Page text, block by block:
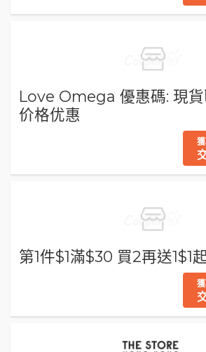
Love Omega 優惠碼: 現
价格优惠
第1件$1滿$30 買2再送1$1